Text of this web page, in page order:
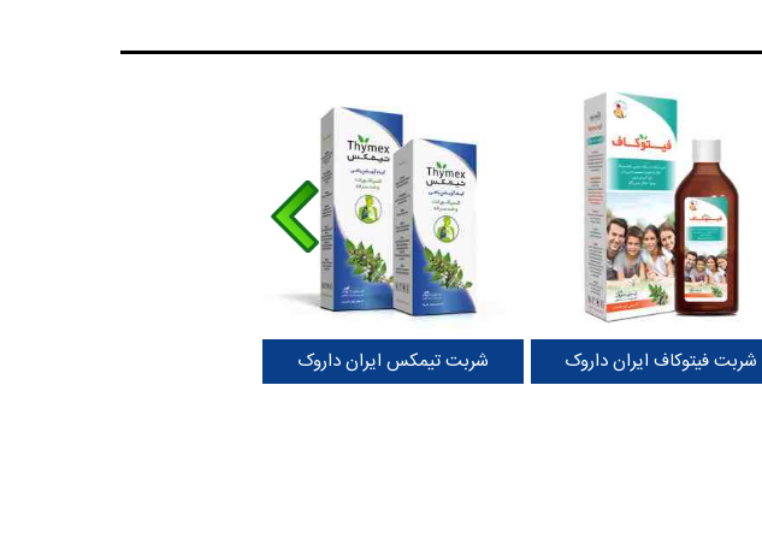
شربت فیتوکاف ایران داروک شربت تیمکس ایران داروک